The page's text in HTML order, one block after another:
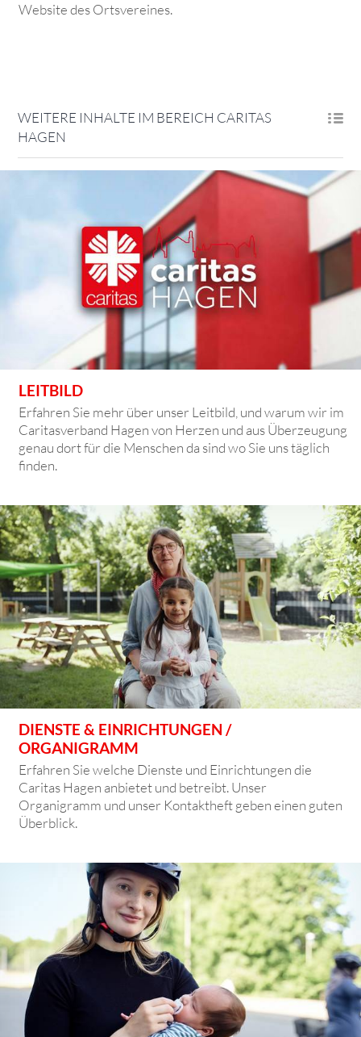
Website des Ortsvereines.
WEITERE INHALTE IM BEREICH CARITAS
HAGEN
LEITBILD
Erfahren Sie mehr über unser Leitbild, und warum wir im
Caritasverband Hagen von Herzen und aus Überzeugung
genau dort für die Menschen da sind wo Sie uns täglich
finden.
DIENSTE & EINRICHTUNGEN /
ORGANIGRAMM
Erfahren Sie welche Dienste und Einrichtungen die
Caritas Hagen anbietet und betreibt. Unser
Organigramm und unser Kontaktheft geben einen guten
Überblick.